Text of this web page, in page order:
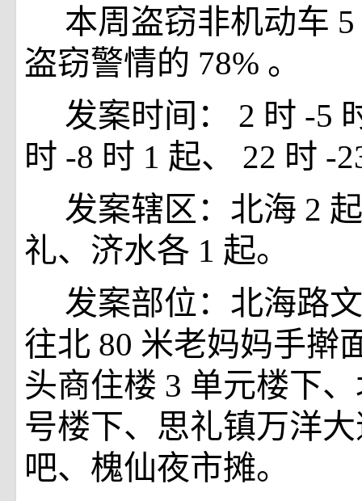
本周盗窃非机动车 5
盗窃警情的 78% 。
发案时间： 2 时 -5
时 -8 时 1 起、 22 时 -
发案辖区：北海 2
礼、济水各 1 起。
发案部位：北海路
往北 80 米老妈妈手擀
头商住楼 3 单元楼下
号楼下、思礼镇万洋
吧、槐仙夜市摊。